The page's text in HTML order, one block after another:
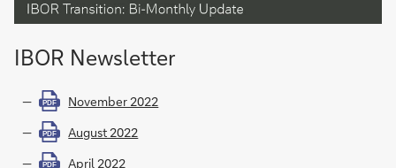
IBOR Newsletter
PDF November 2022
PDF August 2022
PDF April 2022